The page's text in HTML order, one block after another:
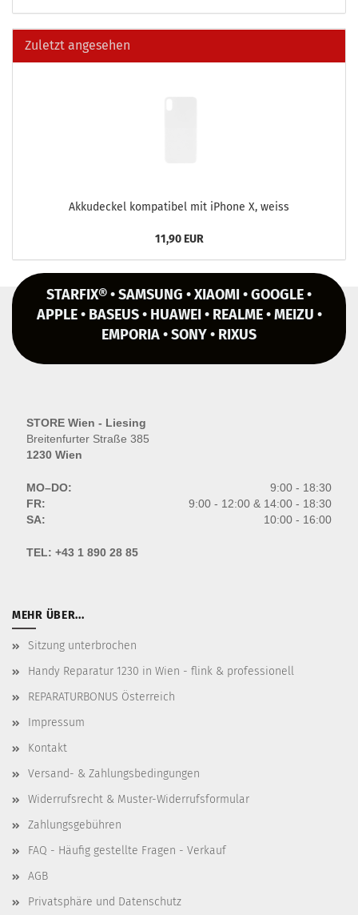
Zuletzt angesehen
Ak­ku­de­ckel kom­pa­ti­bel mit iPho­ne X, weiss
11,90 EUR
STARFIX® • SAMSUNG • XIAOMI • GOOGLE •
APPLE • BASEUS • HUAWEI • REALME • MEIZU •
EMPORIA • SONY • RIXUS
STORE Wien - Liesing
Breitenfurter Straße 385
1230 Wien
MO–DO:
9:00 - 18:30
FR:
9:00 - 12:00 & 14:00 - 18:30
SA:
10:00 - 16:00
TEL: +43 1 890 28 85
MEHR ÜBER...
Sitzung unterbrochen
Handy Reparatur 1230 in Wien - flink & professionell
REPARATURBONUS Österreich
Impressum
Kontakt
Versand- & Zahlungsbedingungen
Widerrufsrecht & Muster-Widerrufsformular
Zahlungsgebühren
FAQ - Häufig gestellte Fragen - Verkauf
AGB
Privatsphäre und Datenschutz